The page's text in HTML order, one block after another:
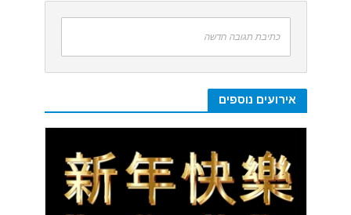
כתיבת תגובה חדשה
אירועים נוספים